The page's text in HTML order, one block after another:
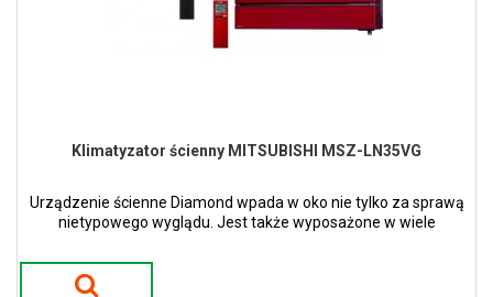
Klimatyzator ścienny MITSUBISHI MSZ-LN35VG
Urządzenie ścienne Diamond wpada w oko nie tylko za sprawą
nietypowego wyglądu. Jest także wyposażone w wiele